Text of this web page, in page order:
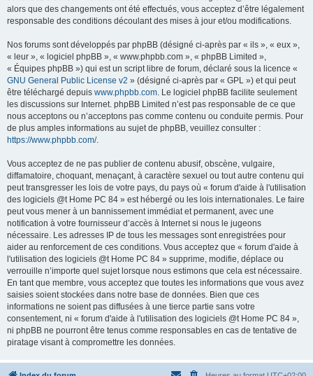
alors que des changements ont été effectués, vous acceptez d’être légalement
responsable des conditions découlant des mises à jour et/ou modifications.
Nos forums sont développés par phpBB (désigné ci-après par « ils », « eux »,
« leur », « logiciel phpBB », « www.phpbb.com », « phpBB Limited »,
« Équipes phpBB ») qui est un script libre de forum, déclaré sous la licence «
GNU General Public License v2 » (désigné ci-après par « GPL ») et qui peut
être téléchargé depuis www.phpbb.com. Le logiciel phpBB facilite seulement
les discussions sur Internet. phpBB Limited n’est pas responsable de ce que
nous acceptons ou n’acceptons pas comme contenu ou conduite permis. Pour
de plus amples informations au sujet de phpBB, veuillez consulter :
https://www.phpbb.com/.
Vous acceptez de ne pas publier de contenu abusif, obscène, vulgaire,
diffamatoire, choquant, menaçant, à caractère sexuel ou tout autre contenu qui
peut transgresser les lois de votre pays, du pays où « forum d'aide à l'utilisation
des logiciels @t Home PC 84 » est hébergé ou les lois internationales. Le faire
peut vous mener à un bannissement immédiat et permanent, avec une
notification à votre fournisseur d’accès à Internet si nous le jugeons
nécessaire. Les adresses IP de tous les messages sont enregistrées pour
aider au renforcement de ces conditions. Vous acceptez que « forum d'aide à
l'utilisation des logiciels @t Home PC 84 » supprime, modifie, déplace ou
verrouille n’importe quel sujet lorsque nous estimons que cela est nécessaire.
En tant que membre, vous acceptez que toutes les informations que vous avez
saisies soient stockées dans notre base de données. Bien que ces
informations ne soient pas diffusées à une tierce partie sans votre
consentement, ni « forum d'aide à l'utilisation des logiciels @t Home PC 84 »,
ni phpBB ne pourront être tenus comme responsables en cas de tentative de
piratage visant à compromettre les données.